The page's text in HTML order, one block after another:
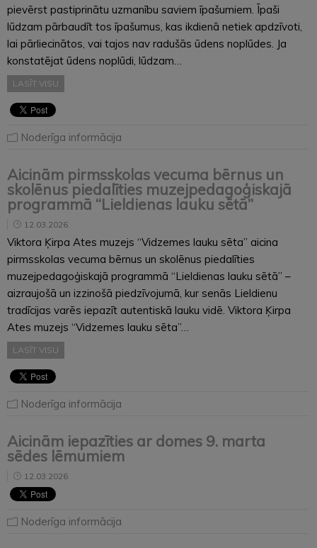
pievērst pastiprinātu uzmanību saviem īpašumiem. Īpaši
lūdzam pārbaudīt tos īpašumus, kas ikdienā netiek apdzīvoti,
lai pārliecinātos, vai tajos nav radušās ūdens noplūdes. Ja
konstatējat ūdens noplūdi, lūdzam…
LASĪT VISU
Noderīga informācija
Aicinām pirmsskolas vecuma bērnus un
skolēnus piedalīties muzejpedagoģiskajā
programmā “Lieldienas lauku sētā”
12.03.2026
Viktora Ķirpa Ates muzejs “Vidzemes lauku sēta” aicina
pirmsskolas vecuma bērnus un skolēnus piedalīties
muzejpedagoģiskajā programmā “Lieldienas lauku sētā” –
aizraujošā un izzinošā piedzīvojumā, kur senās Lieldienu
tradīcijas varēs iepazīt autentiskā lauku vidē. Viktora Ķirpa
Ates muzejs “Vidzemes lauku sēta”…
LASĪT VISU
Noderīga informācija
Aicinām iepazīties ar domes 9. marta
sēdes lēmumiem
12.03.2026
Noderīga informācija